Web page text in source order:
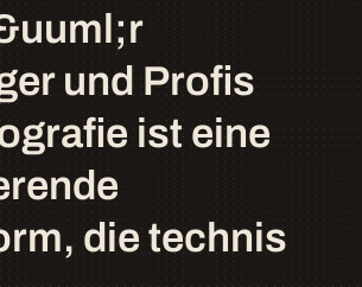
und Profis
ist eine
die technis